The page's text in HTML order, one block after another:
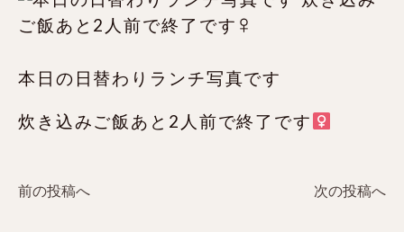
本日の日替わりランチ写真です
炊き込みご飯あと2人前で終了です‍
前の投稿へ 次の投稿へ